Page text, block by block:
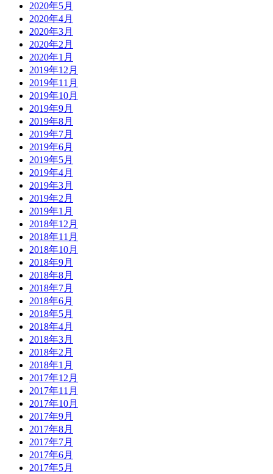
2020年5月
2020年4月
2020年3月
2020年2月
2020年1月
2019年12月
2019年11月
2019年10月
2019年9月
2019年8月
2019年7月
2019年6月
2019年5月
2019年4月
2019年3月
2019年2月
2019年1月
2018年12月
2018年11月
2018年10月
2018年9月
2018年8月
2018年7月
2018年6月
2018年5月
2018年4月
2018年3月
2018年2月
2018年1月
2017年12月
2017年11月
2017年10月
2017年9月
2017年8月
2017年7月
2017年6月
2017年5月